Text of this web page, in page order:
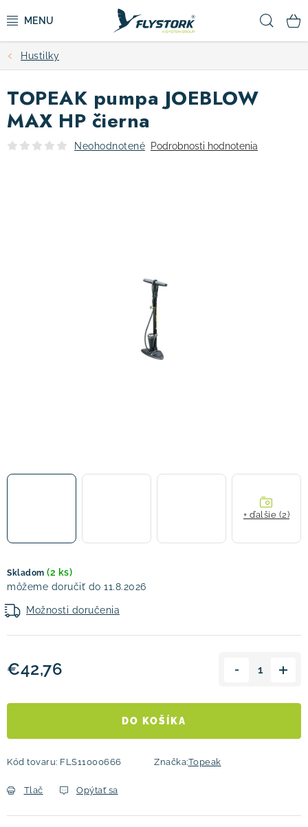
na
CYKLISTIKA
ZIMNÉ ŠPORTY
KOLOBEŽKY
Obchodné podmienky
Kontakty Slovenčina
Hustilky
Skladom (2 ks)
11.8.2026
Možnosti doručenia
€42,76
DO KOŠÍKA
Kód tovaru: FLS11000666 Značka:Topeak
Tlač Opýtať sa
TOPEAK pumpa JOEBLOW
MAX HP čierna
Neohodnotené Podrobnosti hodnotenia
+ ďalšie (2)